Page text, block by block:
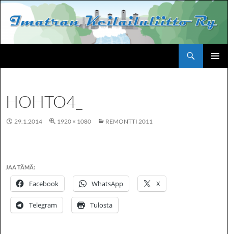
Siirry
sisältöön
HOHTO4_
29.1.2014 1920 × 1080 REMONTTI 2011
JAA TÄMÄ:
Facebook WhatsApp X
Telegram Tulosta